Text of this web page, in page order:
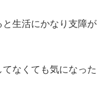
生活にかなり支障が
なくても気になった